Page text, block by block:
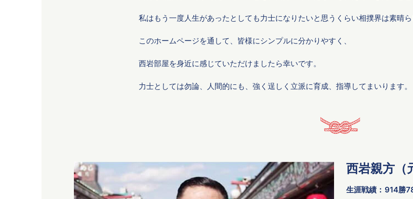
私はもう一度人生があったとしても力士になりたいと思うくらい相撲界は素晴ら
このホームページを通して、皆様にシンプルに分かりやすく、
西岩部屋を身近に感じていただけましたら幸いです。
力士としては勿論、人間的にも、強く逞しく立派に育成、指導してまいります。
西岩親方（
生涯戦績： 914勝